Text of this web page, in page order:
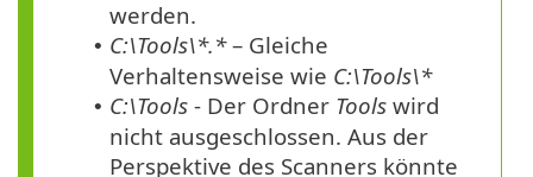
werden.
• C:\Tools\*.*– Gleiche
Verhaltensweise wie C:\Tools\*
• C:\Tools - Der Ordner Tools wird
nicht ausgeschlossen. Aus der
Perspektive des Scanners könnte